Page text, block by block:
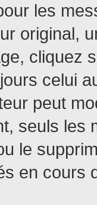
les
original,
cliquez
celui
peut
seuls les
le
en cours